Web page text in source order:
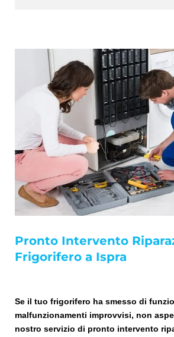
Pronto Intervento
Frigorifero a Ispra
Se il tuo frigorifero ha smesso di
malfunzionamenti improvvisi, non
nostro servizio di pronto intervento